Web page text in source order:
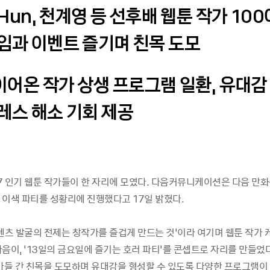
천계영 등 선후배 웹툰 작가 100
과 이벤트 즐기며 친목 도모
온 작가 상생 프로그램 일환, 유대
스 해소 기회 제공
웹툰 작가들이 한 자리에 모였다. 다음커뮤니케이션은 다음 만
색 파티를 성황리에 진행했다고 17일 밝혔다.
츠 발굴의 전제는 창작가를 즐겁게 만드는 것’이라 여기며 웹툰 작가
이, ‘13일의 금요일에 즐기는 호러 파티’를 콘셉트로 자리를 만들었
들 간 친목을 도모하며 유대감을 형성할 수 있도록 다양한 프로그램